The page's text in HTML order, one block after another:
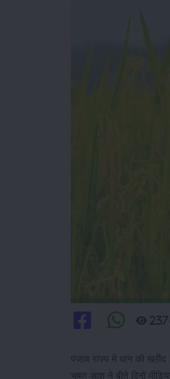
पंजाब राज्य में धान की
भूषण आशु ने बीते दिनों